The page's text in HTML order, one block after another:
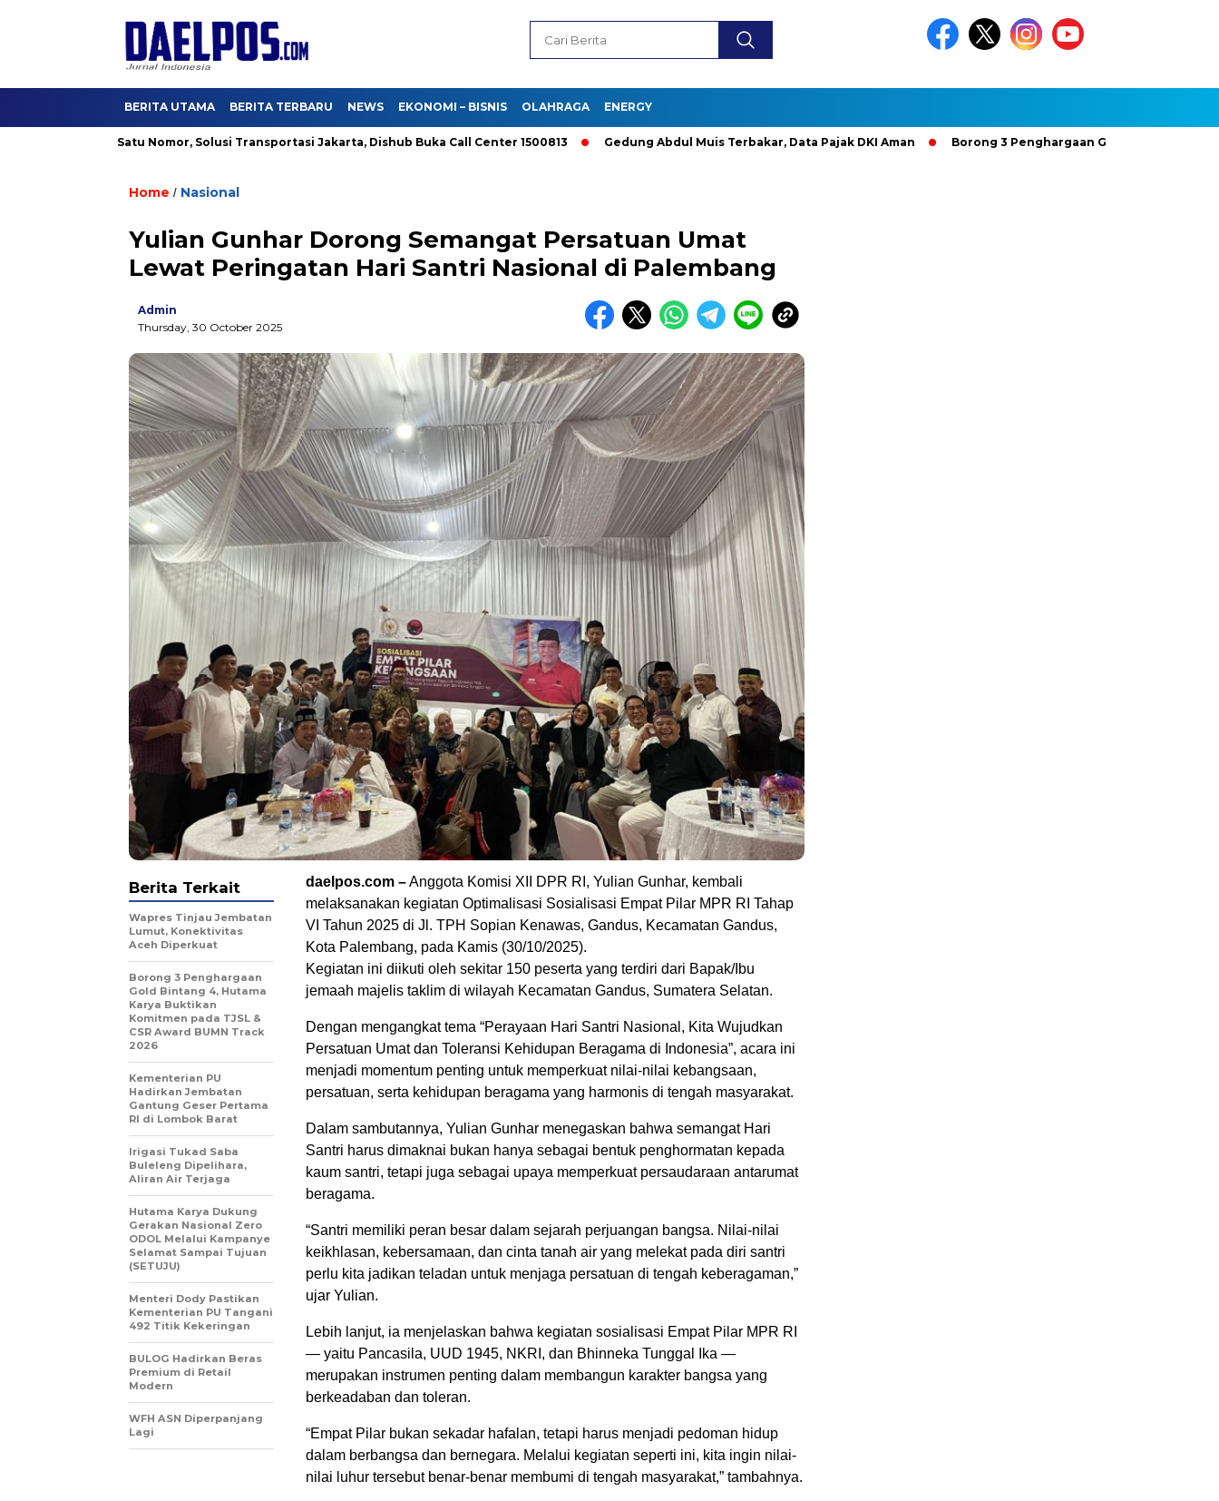
BERITA UTAMA BERITA TERBARU NEWS EKONOMI – BISNIS OLAHRAGA ENERGY
Satu Nomor, Solusi Transportasi Jakarta, Dishub Buka Call Center 1500813 Gedung Abdul Muis Terbakar, Data Pajak DKI Aman Borong 3 Penghargaan Gold Bintang 4, Hutama
Home / Nasional
Yulian Gunhar Dorong Semangat Persatuan Umat
Lewat Peringatan Hari Santri Nasional di Palembang
Admin
Thursday, 30 October 2025
daelpos.com –Anggota Komisi XII DPR RI, Yulian Gunhar, kembali
melaksanakan kegiatan Optimalisasi Sosialisasi Empat Pilar MPR RI Tahap
VI Tahun 2025 di Jl. TPH Sopian Kenawas, Gandus, Kecamatan Gandus,
Kota Palembang, pada Kamis (30/10/2025).
Kegiatan ini diikuti oleh sekitar 150 peserta yang terdiri dari Bapak/Ibu
jemaah majelis taklim di wilayah Kecamatan Gandus, Sumatera Selatan.
Dengan mengangkat tema “Perayaan Hari Santri Nasional, Kita Wujudkan
Persatuan Umat dan Toleransi Kehidupan Beragama di Indonesia”, acara ini
menjadi momentum penting untuk memperkuat nilai-nilai kebangsaan,
persatuan, serta kehidupan beragama yang harmonis di tengah masyarakat.
Dalam sambutannya, Yulian Gunhar menegaskan bahwa semangat Hari
Santri harus dimaknai bukan hanya sebagai bentuk penghormatan kepada
kaum santri, tetapi juga sebagai upaya memperkuat persaudaraan antarumat
beragama.
“Santri memiliki peran besar dalam sejarah perjuangan bangsa. Nilai-nilai
keikhlasan, kebersamaan, dan cinta tanah air yang melekat pada diri santri
perlu kita jadikan teladan untuk menjaga persatuan di tengah keberagaman,”
ujar Yulian.
Lebih lanjut, ia menjelaskan bahwa kegiatan sosialisasi Empat Pilar MPR RI
— yaitu Pancasila, UUD 1945, NKRI, dan Bhinneka Tunggal Ika —
merupakan instrumen penting dalam membangun karakter bangsa yang
berkeadaban dan toleran.
“Empat Pilar bukan sekadar hafalan, tetapi harus menjadi pedoman hidup
dalam berbangsa dan bernegara. Melalui kegiatan seperti ini, kita ingin nilai-
nilai luhur tersebut benar-benar membumi di tengah masyarakat,” tambahnya.
Berita Terkait
Wapres Tinjau Jembatan
Lumut, Konektivitas
Aceh Diperkuat
Borong 3 Penghargaan
Gold Bintang 4, Hutama
Karya Buktikan
Komitmen pada TJSL &
CSR Award BUMN Track
2026
Kementerian PU
Hadirkan Jembatan
Gantung Geser Pertama
RI di Lombok Barat
Irigasi Tukad Saba
Buleleng Dipelihara,
Aliran Air Terjaga
Hutama Karya Dukung
Gerakan Nasional Zero
ODOL Melalui Kampanye
Selamat Sampai Tujuan
(SETUJU)
Menteri Dody Pastikan
Kementerian PU Tangani
492 Titik Kekeringan
BULOG Hadirkan Beras
Premium di Retail
Modern
WFH ASN Diperpanjang
Lagi